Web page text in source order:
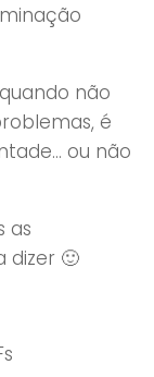
não
é
ou não
as
dizer 🙂